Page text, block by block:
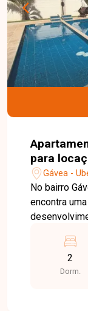
para
Gávea -
No bairro
encontra
comércios,
qualidade de vida. Apartamento
2
Dorm.